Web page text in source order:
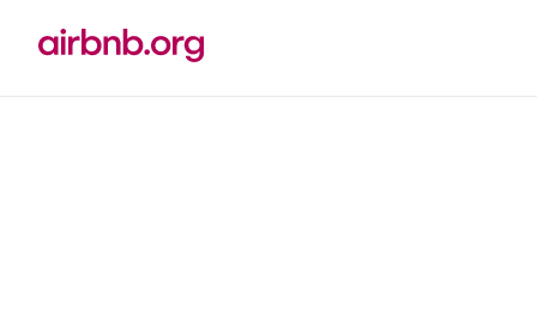
바로가기